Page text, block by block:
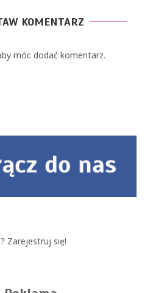
KOMENTARZ
móc dodać komentarz.
Zarejestruj się!